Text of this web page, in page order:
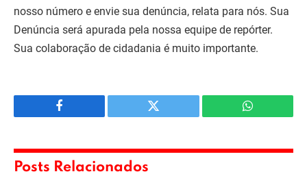
nosso número e envie sua denúncia, relata para nós. Sua
Denúncia será apurada pela nossa equipe de repórter.
Sua colaboração de cidadania é muito importante.
Facebook Twitter WhatsApp
Posts Relacionados